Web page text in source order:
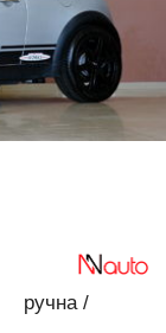
ручна /